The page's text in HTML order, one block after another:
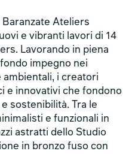
Baranzate Ateliers
e vibranti lavori di 14
Lavorando in piena
impegno nei
i creatori
e innovativi che fondono
sostenibilità. Tra le
e funzionali in
astratti dello Studio
in bronzo fuso con